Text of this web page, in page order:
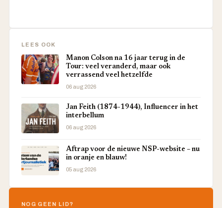
LEES OOK
Manon Colson na 16 jaar terug in de
Tour: veel veranderd, maar ook
verrassend veel hetzelfde
06 aug 2026
Jan Feith (1874-1944), Influencer in het
interbellum
06 aug 2026
Aftrap voor de nieuwe NSP-website – nu
in oranje en blauw!
05 aug 2026
NOG GEEN LID?